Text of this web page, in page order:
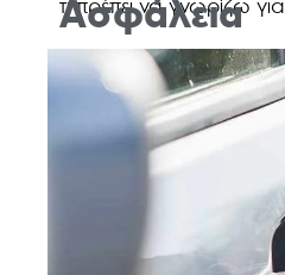
τι πρέπει να γνωρίζω για
Ασφάλεια